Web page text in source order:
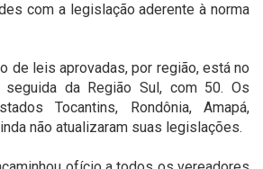
com a legislação aderente à norma
de leis aprovadas, por região, está no
seguida da Região Sul, com 50. Os
Tocantins, Rondônia, Amapá,
não atualizaram suas legislações.